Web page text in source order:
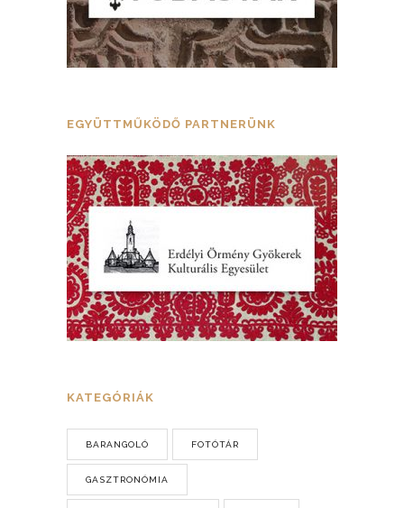
EGYÜTTMŰKÖDŐ PARTNERÜNK
KATEGÓRIÁK
BARANGOLÓ FOTÓTÁR
GASZTRONÓMIA